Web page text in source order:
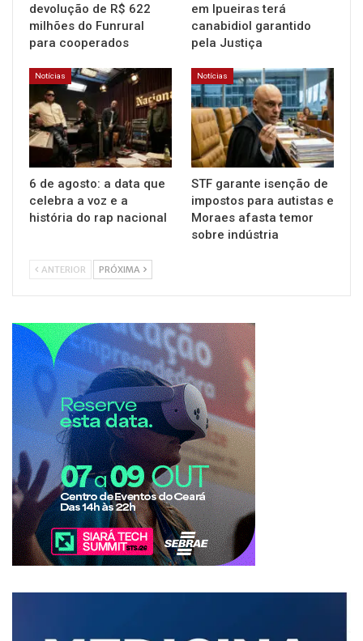
devolução de R$ 622
milhões do Funrural
para cooperados
em Ipueiras terá
canabidiol garantido
pela Justiça
Notícias
6 de agosto: a data que
celebra a voz e a
história do rap nacional
Notícias
STF garante isenção de
impostos para autistas e
Moraes afasta temor
sobre indústria
ANTERIOR PRÓXIMA